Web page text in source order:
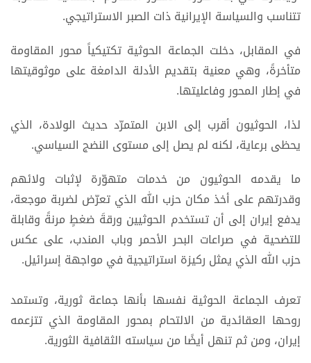
تتناسب والسياسة الإيرانية ذات الصبر الاستراتيجي.
في المقابل، دخلت الجماعة الحوثية تكتيكياً محور المقاومة
متأخرةً، وهي معنية بتقديم الأدلة الدامغة على موثوقيتها
في إطار المحور وفاعليتها.
لذا، الحوثيون أقرب إلى الابن المتمرّد حديث الولادة، الذي
يحظى برعاية، لكنه لم يصل إلى مستوى النضج السياسي.
ما يقدمه الحوثيون من خدمات متهوّرة لإثبات ولائهم
وقدرتهم على أخذ مكان حزب الله الذي تعرّض لضربة موجعة،
يدفع إيران إلى أن تستخدم الحوثيين ورقةَ ضغطٍ مرنةً وقابلة
للتضحية في صراعات البحر الأحمر وباب المندب، على عكس
حزب الله الذي يمثل ركيزة استراتيجية في مواجهة إسرائيل.
تعرف الجماعة الحوثية نفسها بأنها جماعة ثورية، وتستمد
روحها العقائدية من الالتحام بمحور المقاومة الذي تتزعمه
إيران، ومن ثم تنهل أيضًا من سياسته الثقافية الثورية.